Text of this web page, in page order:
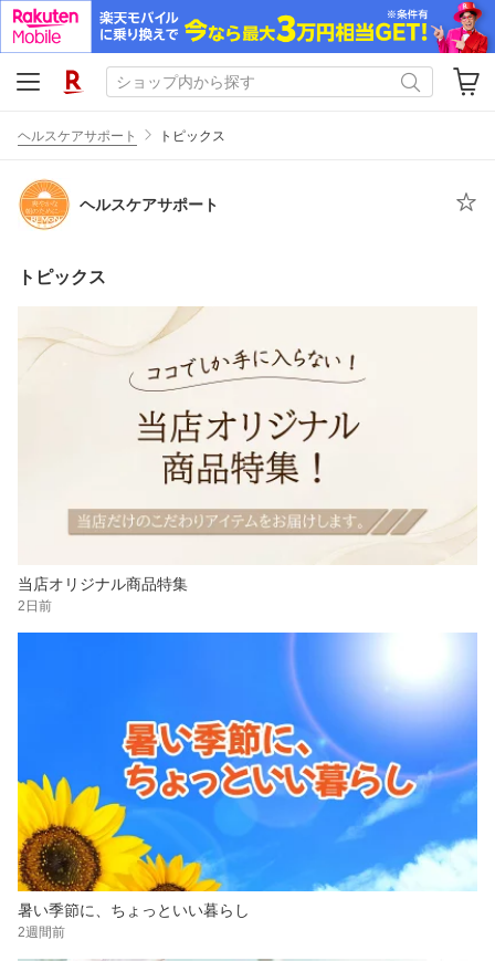
ヘルスケアサポート トピックス
ヘルスケアサポート
トピックス
当店オリジナル商品特集
2日前
暑い季節に、ちょっといい暮らし
2週間前